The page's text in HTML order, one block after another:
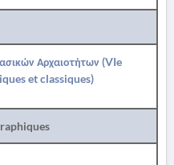
Αρχαιοτήτων (VIe
et classiques)